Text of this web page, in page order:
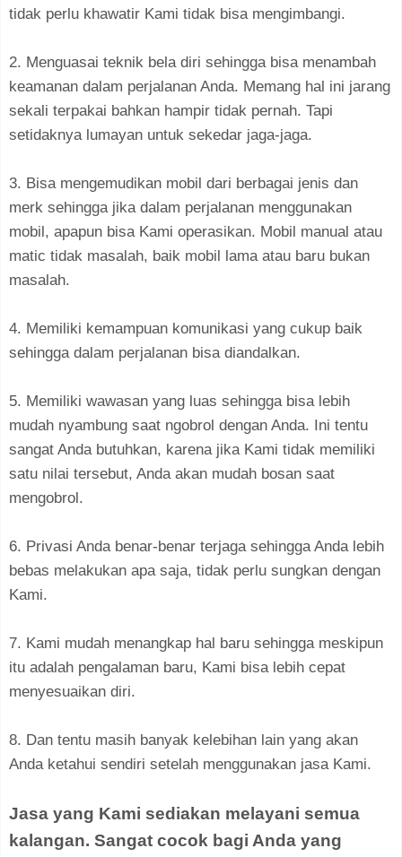
tidak perlu khawatir Kami tidak bisa mengimbangi.
2. Menguasai teknik bela diri sehingga bisa menambah
keamanan dalam perjalanan Anda. Memang hal ini jarang
sekali terpakai bahkan hampir tidak pernah. Tapi
setidaknya lumayan untuk sekedar jaga-jaga.
3. Bisa mengemudikan mobil dari berbagai jenis dan
merk sehingga jika dalam perjalanan menggunakan
mobil, apapun bisa Kami operasikan. Mobil manual atau
matic tidak masalah, baik mobil lama atau baru bukan
masalah.
4. Memiliki kemampuan komunikasi yang cukup baik
sehingga dalam perjalanan bisa diandalkan.
5. Memiliki wawasan yang luas sehingga bisa lebih
mudah nyambung saat ngobrol dengan Anda. Ini tentu
sangat Anda butuhkan, karena jika Kami tidak memiliki
satu nilai tersebut, Anda akan mudah bosan saat
mengobrol.
6. Privasi Anda benar-benar terjaga sehingga Anda lebih
bebas melakukan apa saja, tidak perlu sungkan dengan
Kami.
7. Kami mudah menangkap hal baru sehingga meskipun
itu adalah pengalaman baru, Kami bisa lebih cepat
menyesuaikan diri.
8. Dan tentu masih banyak kelebihan lain yang akan
Anda ketahui sendiri setelah menggunakan jasa Kami.
Jasa yang Kami sediakan melayani semua
kalangan. Sangat cocok bagi Anda yang